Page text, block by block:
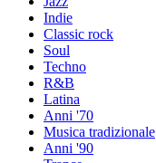
Indie
Classic rock
Soul
Techno
R&B
Latina
Anni '70
Musica tradizionale
Anni '90